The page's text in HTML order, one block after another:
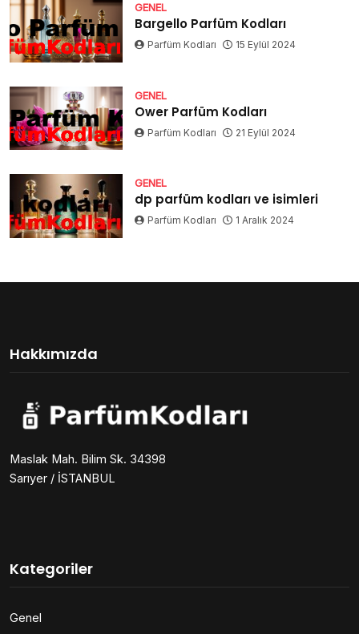
GENEL
Bargello Parfüm Kodları
Parfüm Kodları 15 Eylül 2024
GENEL
Ower Parfüm Kodları
Parfüm Kodları 21 Eylül 2024
GENEL
dp parfüm kodları ve isimleri
Parfüm Kodları 1 Aralık 2024
Hakkımızda
Maslak Mah. Bilim Sk. 34398
Sarıyer / İSTANBUL
Kategoriler
Genel